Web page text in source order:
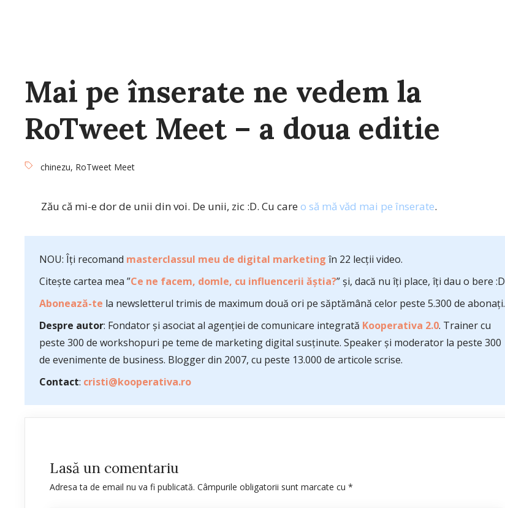
Mai pe înserate ne vedem la
RoTweet Meet – a doua editie
chinezu, RoTweet Meet
Zău că mi-e dor de unii din voi. De unii, zic :D. Cu care o să mă văd mai pe înserate.
NOU: Îți recomand masterclassul meu de digital marketing în 22 lecții video.
Citește cartea mea ”Ce ne facem, domle, cu influencerii ăștia?” și, dacă nu îți place, îți dau o bere :D
Abonează-te la newsletterul trimis de maximum două ori pe săptămână celor peste 5.300 de abonați.
Despre autor: Fondator și asociat al agenției de comunicare integrată Kooperativa 2.0. Trainer cu
peste 300 de workshopuri pe teme de marketing digital susținute. Speaker și moderator la peste 300
de evenimente de business. Blogger din 2007, cu peste 13.000 de articole scrise.
Contact: cristi@kooperativa.ro
Lasă un comentariu
Adresa ta de email nu va fi publicată. Câmpurile obligatorii sunt marcate cu *